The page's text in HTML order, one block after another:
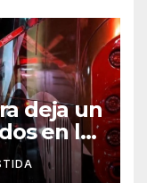
deja un
en la